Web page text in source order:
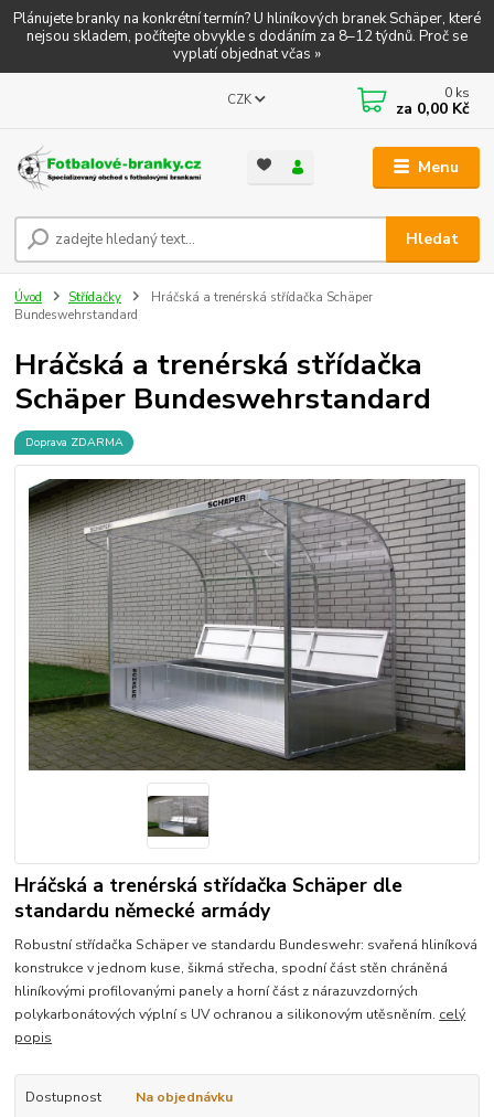
Plánujete branky na konkrétní termín? U hliníkových branek Schäper, které
nejsou skladem, počítejte obvykle s dodáním za 8–12 týdnů. Proč se
vyplatí objednat včas »
Menu
CZK
Hledat
0 ks
za 0,00 Kč
Úvod Střídačky
Hráčská a trenérská střídačka Schäper
Bundeswehrstandard
Hráčská a trenérská střídačka
Schäper Bundeswehrstandard
Doprava ZDARMA
Hráčská a trenérská střídačka Schäper dle
standardu německé armády
Robustní střídačka Schäper ve standardu Bundeswehr: svařená hliníková
konstrukce v jednom kuse, šikmá střecha, spodní část stěn chráněná
hliníkovými profilovanými panely a horní část z nárazuvzdorných
polykarbonátových výplní s UV ochranou a silikonovým utěsněním. celý
popis
Dostupnost Na objednávku